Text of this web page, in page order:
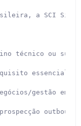
a SCI
técnico ou
essencial);
gestão